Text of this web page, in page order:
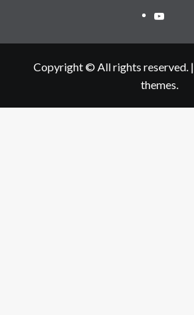
Youtube
Copyright © All rights reserved. |
themes.